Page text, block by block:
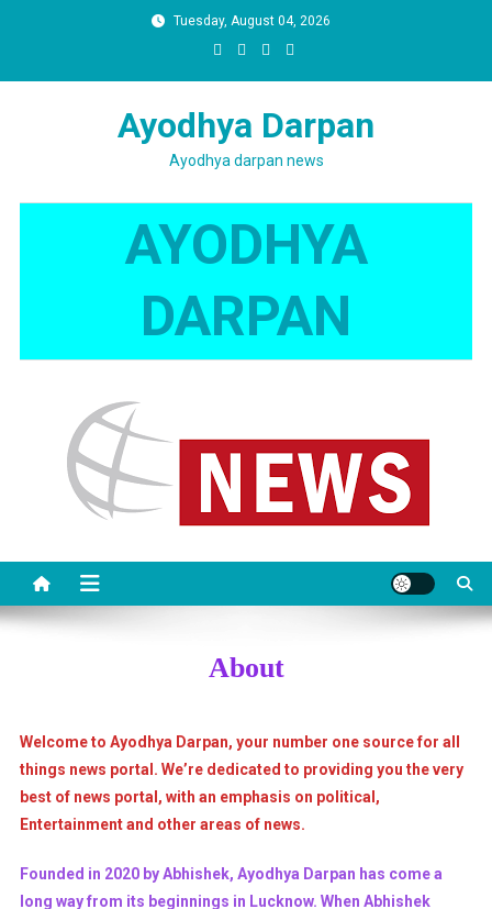
Tuesday, August 04, 2026
Ayodhya Darpan
Ayodhya darpan news
AYODHYA
DARPAN
About
Welcome to Ayodhya Darpan, your number one source for all
things news portal. We’re dedicated to providing you the very
best of news portal, with an emphasis on political,
Entertainment and other areas of news.
Founded in 2020 by Abhishek, Ayodhya Darpan has come a
long way from its beginnings in Lucknow. When Abhishek